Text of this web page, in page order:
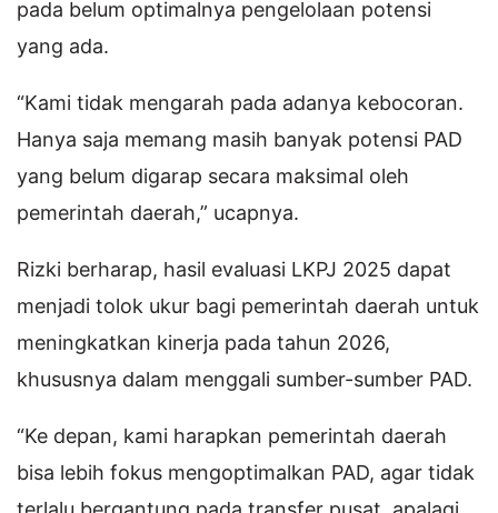
pada belum optimalnya pengelolaan potensi
yang ada.
“Kami tidak mengarah pada adanya kebocoran.
Hanya saja memang masih banyak potensi PAD
yang belum digarap secara maksimal oleh
pemerintah daerah,” ucapnya.
Rizki berharap, hasil evaluasi LKPJ 2025 dapat
menjadi tolok ukur bagi pemerintah daerah untuk
meningkatkan kinerja pada tahun 2026,
khususnya dalam menggali sumber-sumber PAD.
“Ke depan, kami harapkan pemerintah daerah
bisa lebih fokus mengoptimalkan PAD, agar tidak